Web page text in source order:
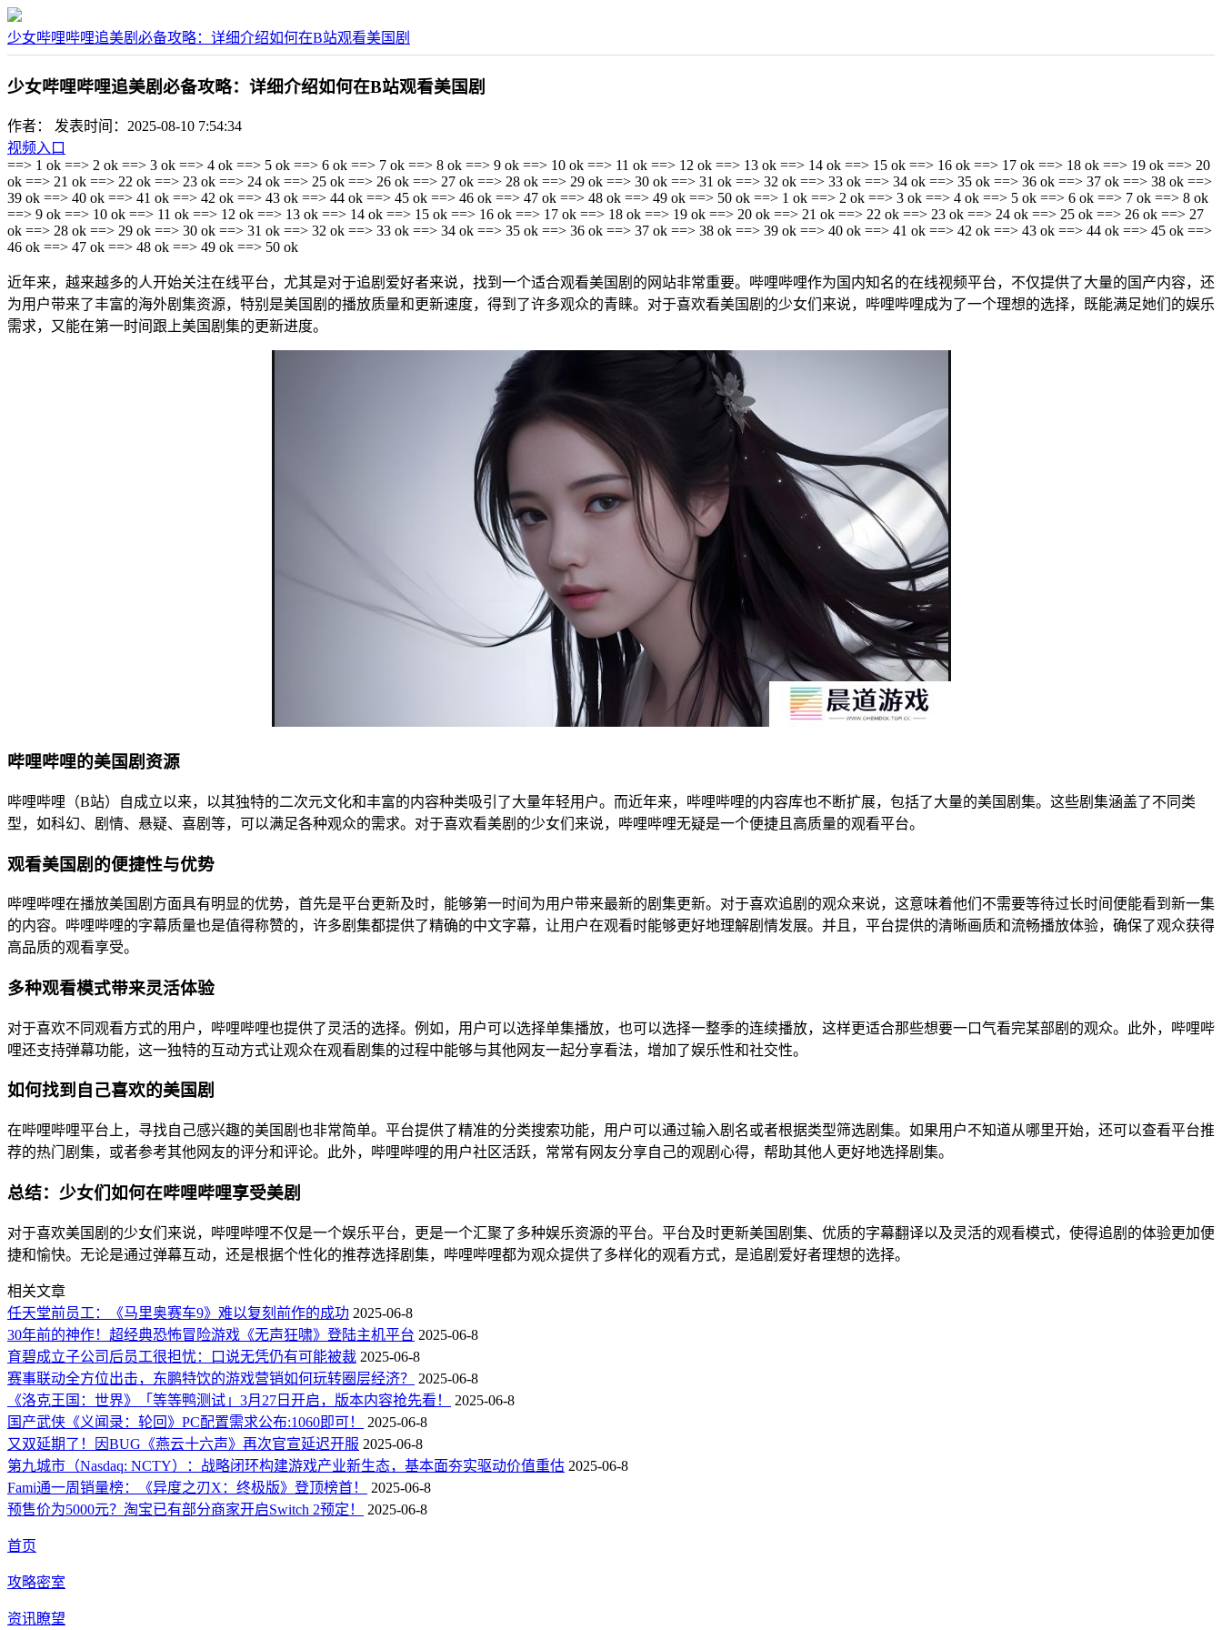
少女哔哩哔哩追美剧必备攻略：详细介绍如何在B站观看美国剧
少女哔哩哔哩追美剧必备攻略：详细介绍如何在B站观看美国剧
作者：
发表时间：2025-08-10 7:54:34
视频入口
==> 1 ok ==> 2 ok ==> 3 ok ==> 4 ok ==> 5 ok ==> 6 ok ==> 7 ok ==> 8 ok ==> 9 ok ==> 10 ok ==> 11 ok ==> 12 ok ==> 13 ok ==> 14 ok ==> 15 ok ==> 16 ok ==> 17 ok ==> 18 ok ==> 19 ok ==> 20
ok ==> 21 ok ==> 22 ok ==> 23 ok ==> 24 ok ==> 25 ok ==> 26 ok ==> 27 ok ==> 28 ok ==> 29 ok ==> 30 ok ==> 31 ok ==> 32 ok ==> 33 ok ==> 34 ok ==> 35 ok ==> 36 ok ==> 37 ok ==> 38 ok ==>
39 ok ==> 40 ok ==> 41 ok ==> 42 ok ==> 43 ok ==> 44 ok ==> 45 ok ==> 46 ok ==> 47 ok ==> 48 ok ==> 49 ok ==> 50 ok ==> 1 ok ==> 2 ok ==> 3 ok ==> 4 ok ==> 5 ok ==> 6 ok ==> 7 ok ==> 8 ok
==> 9 ok ==> 10 ok ==> 11 ok ==> 12 ok ==> 13 ok ==> 14 ok ==> 15 ok ==> 16 ok ==> 17 ok ==> 18 ok ==> 19 ok ==> 20 ok ==> 21 ok ==> 22 ok ==> 23 ok ==> 24 ok ==> 25 ok ==> 26 ok ==> 27
ok ==> 28 ok ==> 29 ok ==> 30 ok ==> 31 ok ==> 32 ok ==> 33 ok ==> 34 ok ==> 35 ok ==> 36 ok ==> 37 ok ==> 38 ok ==> 39 ok ==> 40 ok ==> 41 ok ==> 42 ok ==> 43 ok ==> 44 ok ==> 45 ok ==>
46 ok ==> 47 ok ==> 48 ok ==> 49 ok ==> 50 ok
近年来，越来越多的人开始关注在线平台，尤其是对于追剧爱好者来说，找到一个适合观看美国剧的网站非常重要。哔哩哔哩作为国内知名的在线视频平台，不仅提供了大量的国产内容，还
为用户带来了丰富的海外剧集资源，特别是美国剧的播放质量和更新速度，得到了许多观众的青睐。对于喜欢看美国剧的少女们来说，哔哩哔哩成为了一个理想的选择，既能满足她们的娱乐
需求，又能在第一时间跟上美国剧集的更新进度。
哔哩哔哩的美国剧资源
哔哩哔哩（B站）自成立以来，以其独特的二次元文化和丰富的内容种类吸引了大量年轻用户。而近年来，哔哩哔哩的内容库也不断扩展，包括了大量的美国剧集。这些剧集涵盖了不同类
型，如科幻、剧情、悬疑、喜剧等，可以满足各种观众的需求。对于喜欢看美剧的少女们来说，哔哩哔哩无疑是一个便捷且高质量的观看平台。
观看美国剧的便捷性与优势
哔哩哔哩在播放美国剧方面具有明显的优势，首先是平台更新及时，能够第一时间为用户带来最新的剧集更新。对于喜欢追剧的观众来说，这意味着他们不需要等待过长时间便能看到新一集
的内容。哔哩哔哩的字幕质量也是值得称赞的，许多剧集都提供了精确的中文字幕，让用户在观看时能够更好地理解剧情发展。并且，平台提供的清晰画质和流畅播放体验，确保了观众获得
高品质的观看享受。
多种观看模式带来灵活体验
对于喜欢不同观看方式的用户，哔哩哔哩也提供了灵活的选择。例如，用户可以选择单集播放，也可以选择一整季的连续播放，这样更适合那些想要一口气看完某部剧的观众。此外，哔哩哔
哩还支持弹幕功能，这一独特的互动方式让观众在观看剧集的过程中能够与其他网友一起分享看法，增加了娱乐性和社交性。
如何找到自己喜欢的美国剧
在哔哩哔哩平台上，寻找自己感兴趣的美国剧也非常简单。平台提供了精准的分类搜索功能，用户可以通过输入剧名或者根据类型筛选剧集。如果用户不知道从哪里开始，还可以查看平台推
荐的热门剧集，或者参考其他网友的评分和评论。此外，哔哩哔哩的用户社区活跃，常常有网友分享自己的观剧心得，帮助其他人更好地选择剧集。
总结：少女们如何在哔哩哔哩享受美剧
对于喜欢美国剧的少女们来说，哔哩哔哩不仅是一个娱乐平台，更是一个汇聚了多种娱乐资源的平台。平台及时更新美国剧集、优质的字幕翻译以及灵活的观看模式，使得追剧的体验更加便
捷和愉快。无论是通过弹幕互动，还是根据个性化的推荐选择剧集，哔哩哔哩都为观众提供了多样化的观看方式，是追剧爱好者理想的选择。
相关文章
任天堂前员工：《马里奥赛车9》难以复刻前作的成功 2025-06-8
30年前的神作！超经典恐怖冒险游戏《无声狂啸》登陆主机平台 2025-06-8
育碧成立子公司后员工很担忧：口说无凭仍有可能被裁 2025-06-8
赛事联动全方位出击，东鹏特饮的游戏营销如何玩转圈层经济？
2025-06-8
《洛克王国：世界》「等等鸭测试」3月27日开启，版本内容抢先看！
2025-06-8
国产武侠《义闻录：轮回》PC配置需求公布:1060即可！
2025-06-8
又双延期了！因BUG《燕云十六声》再次官宣延迟开服 2025-06-8
第九城市（Nasdaq: NCTY）：战略闭环构建游戏产业新生态，基本面夯实驱动价值重估 2025-06-8
Fami通一周销量榜：《异度之刃X：终极版》登顶榜首！
2025-06-8
预售价为5000元？淘宝已有部分商家开启Switch 2预定！
2025-06-8
首页
攻略密室
资讯瞭望